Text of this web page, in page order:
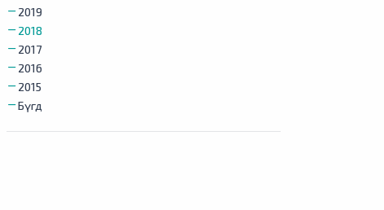
2019
2018
2017
2016
2015
Бүгд